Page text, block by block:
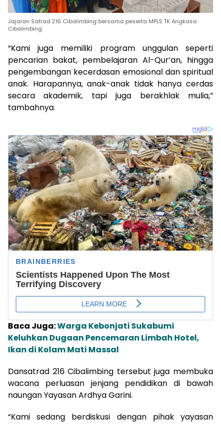
Jajaran Satrad 216 Cibalimbing bersama peserta MPLS TK Angkasa
Cibalimbing.
“Kami juga memiliki program unggulan seperti
pencarian bakat, pembelajaran Al-Qur’an, hingga
pengembangan kecerdasan emosional dan spiritual
anak. Harapannya, anak-anak tidak hanya cerdas
secara akademik, tapi juga berakhlak mulia,”
tambahnya.
Baca Juga:Warga Kebonjati Sukabumi
Keluhkan Dugaan Pencemaran Limbah Hotel,
Ikan di Kolam Mati Massal
Dansatrad 216 Cibalimbing tersebut juga membuka
wacana perluasan jenjang pendidikan di bawah
naungan Yayasan Ardhya Garini.
“Kami sedang berdiskusi dengan pihak yayasan